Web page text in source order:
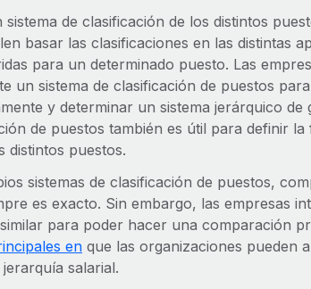
de clasificación de los distintos
basar las clasificaciones en las distintas
para un determinado puesto. Las
un sistema de clasificación de puestos
y determinar un sistema jerárquico de
de puestos también es útil para definir
distintos puestos.
sistemas de clasificación de puestos,
es exacto. Sin embargo, las empresas
para poder hacer una comparación
enque las organizaciones pueden
salarial.